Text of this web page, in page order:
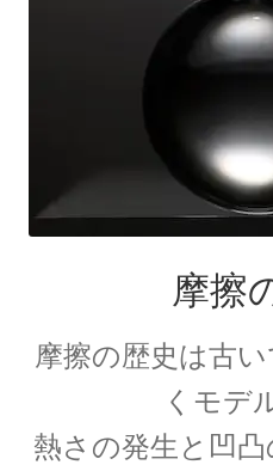
【映画作品「博士の異
イマン
トマス
【 医学の視点から光の波
歴史的
1927年
【第五回ソ
摩擦
摩擦の歴史は古
くモデ
熱さの発生と凹